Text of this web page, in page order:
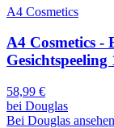
A4 Cosmetics
A4 Cosmetics -
58,99 €
bei Douglas
Bei Douglas ansehen